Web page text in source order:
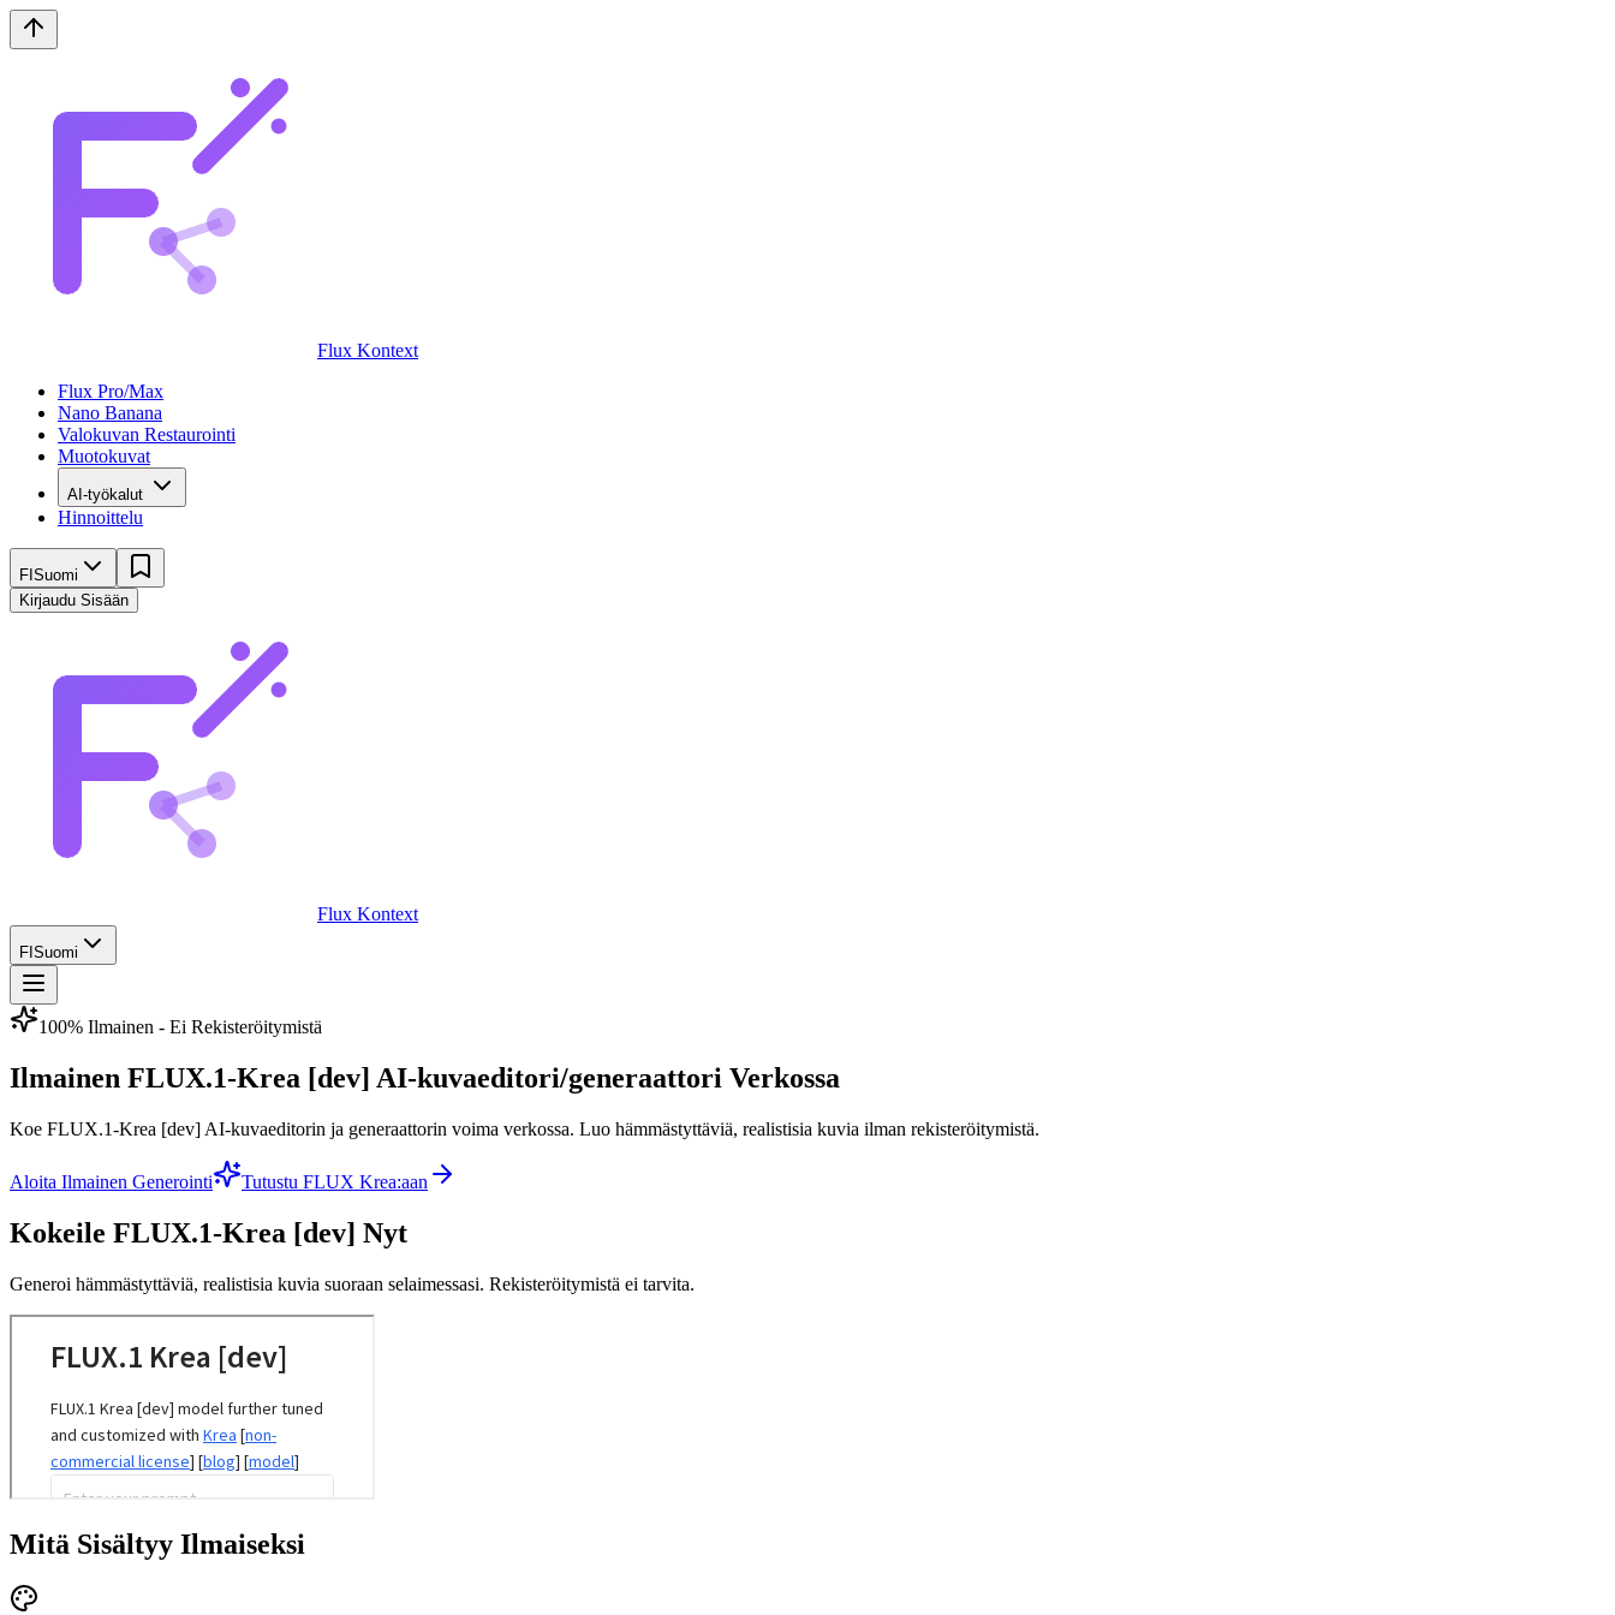
Flux Kontext
Flux Pro/Max
Nano Banana
Valokuvan Restaurointi
Muotokuvat
AI-työkalut
Hinnoittelu
FI Suomi
Kirjaudu Sisään
Flux Kontext
FI Suomi
100% Ilmainen - Ei Rekisteröitymistä
Ilmainen FLUX.1-Krea [dev] AI-kuvaeditori/generaattori Verkossa
Koe FLUX.1-Krea [dev] AI-kuvaeditorin ja generaattorin voima verkossa. Luo hämmästyttäviä, realistisia kuvia ilman rekisteröitymistä.
Aloita Ilmainen Generointi Tutustu FLUX Krea:aan
Kokeile FLUX.1-Krea [dev] Nyt
Generoi hämmästyttäviä, realistisia kuvia suoraan selaimessasi. Rekisteröitymistä ei tarvita.
Mitä Sisältyy Ilmaiseksi